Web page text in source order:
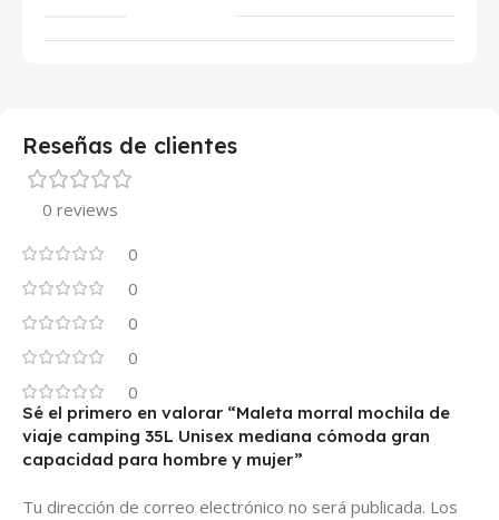
Reseñas de clientes
0 reviews
0
0
0
0
0
Sé el primero en valorar “Maleta morral mochila de
viaje camping 35L Unisex mediana cómoda gran
capacidad para hombre y mujer”
Tu dirección de correo electrónico no será publicada. Los